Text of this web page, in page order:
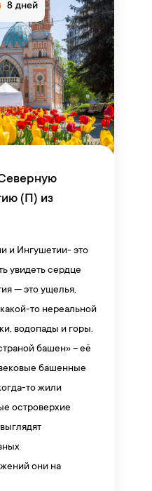
8 дней
(П) из
и Ингушетии- это
увидеть сердце
— это ущелья,
то нереальной
водопады и горы.
башен» – её
башенные
то жили
островерхие
они на